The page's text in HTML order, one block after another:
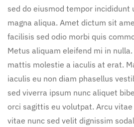
sed do eiusmod tempor incididunt
magna aliqua. Amet dictum sit
facilisis sed odio morbi quis
Metus aliquam eleifend mi in
mattis molestie a iaculis at erat.
iaculis eu non diam phasellus
sed viverra ipsum nunc aliquet
orci sagittis eu volutpat. Arcu
vitae nunc sed velit dignissim